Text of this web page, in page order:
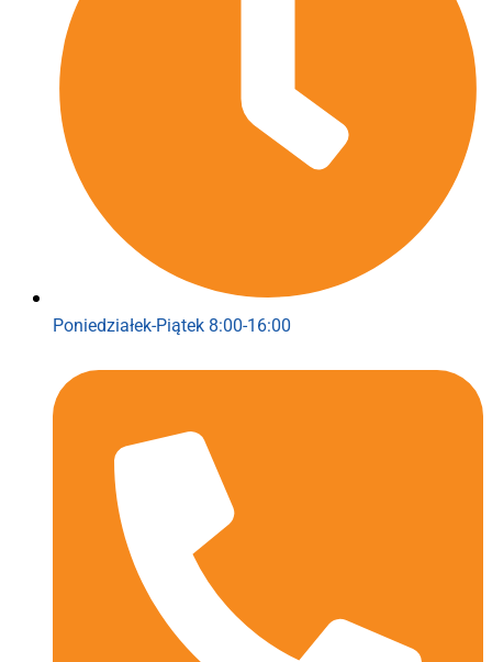
Poniedziałek-Piątek 8:00-16:00